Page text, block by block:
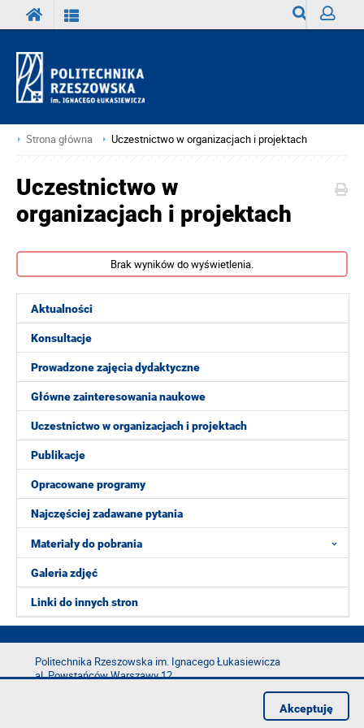
Strona główna Uczestnictwo w organizacjach i projektach
Aktualności
Konsultacje
Prowadzone zajęcia dydaktyczne
Główne zainteresowania naukowe
Uczestnictwo w organizacjach i projektach
Publikacje
Opracowane programy
Najczęściej zadawane pytania
Materiały do pobrania
Galeria zdjęć
Linki do innych stron
Uczestnictwo w
organizacjach i projektach
Brak wyników do wyświetlenia.
Politechnika Rzeszowska im. Ignacego Łukasiewicza
al. Powstańców Warszawy 12
Akceptuję